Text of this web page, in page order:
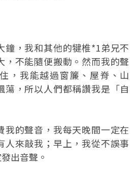
鐘，我和其他的犍椎*1弟兄不
，不能隨便搬動。然而我的聲
，我能越過窗簾、屋脊、山
蕩，所以人們都稱讚我是「自
我的聲音，我每天晚間一定在
人來敲我；早上，我從不誤事
出音聲。